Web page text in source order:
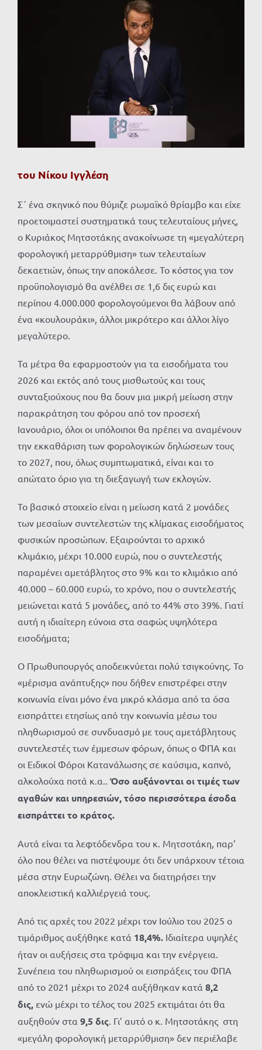
του Νίκου Ιγγλέση
Σ΄ ένα σκηνικό που θύμιζε ρωμαϊκό θρίαμβο και είχε
προετοιμαστεί συστηματικά τους τελευταίους μήνες,
ο Κυριάκος Μητσοτάκης ανακοίνωσε τη «μεγαλύτερη
φορολογική μεταρρύθμιση» των τελευταίων
δεκαετιών, όπως την αποκάλεσε. Το κόστος για τον
προϋπολογισμό θα ανέλθει σε 1,6 δις ευρώ και
περίπου 4.000.000 φορολογούμενοι θα λάβουν από
ένα «κουλουράκι», άλλοι μικρότερο και άλλοι λίγο
μεγαλύτερο.
Τα μέτρα θα εφαρμοστούν για τα εισοδήματα του
2026 και εκτός από τους μισθωτούς και τους
συνταξιούχους που θα δουν μια μικρή μείωση στην
παρακράτηση του φόρου από τον προσεχή
Ιανουάριο, όλοι οι υπόλοιποι θα πρέπει να αναμένουν
την εκκαθάριση των φορολογικών δηλώσεων τους
το 2027, που, όλως συμπτωματικά, είναι και το
απώτατο όριο για τη διεξαγωγή των εκλογών.
Το βασικό στοιχείο είναι η μείωση κατά 2 μονάδες
των μεσαίων συντελεστών της κλίμακας εισοδήματος
φυσικών προσώπων. Εξαιρούνται το αρχικό
κλιμάκιο, μέχρι 10.000 ευρώ, που ο συντελεστής
παραμένει αμετάβλητος στο 9% και το κλιμάκιο από
40.000 – 60.000 ευρώ, το χρόνο, που ο συντελεστής
μειώνεται κατά 5 μονάδες, από το 44% στο 39%. Γιατί
αυτή η ιδιαίτερη εύνοια στα σαφώς υψηλότερα
εισοδήματα;
Ο Πρωθυπουργός αποδεικνύεται πολύ τσιγκούνης. Το
«μέρισμα ανάπτυξης» που δήθεν επιστρέφει στην
κοινωνία είναι μόνο ένα μικρό κλάσμα από τα όσα
εισπράττει ετησίως από την κοινωνία μέσω του
πληθωρισμού σε συνδυασμό με τους αμετάβλητους
συντελεστές των έμμεσων φόρων, όπως ο ΦΠΑ και
οι Ειδικοί Φόροι Κατανάλωσης σε καύσιμα, καπνό,
αλκολούχα ποτά κ.α.. Όσο αυξάνονται οι τιμές των
αγαθών και υπηρεσιών, τόσο περισσότερα έσοδα
εισπράττει το κράτος.
Αυτά είναι τα λεφτόδενδρα του κ. Μητσοτάκη, παρ’
όλο που θέλει να πιστέψουμε ότι δεν υπάρχουν τέτοια
μέσα στην Ευρωζώνη. Θέλει να διατηρήσει την
αποκλειστική καλλιέργειά τους.
Από τις αρχές του 2022 μέχρι τον Ιούλιο του 2025 ο
τιμάριθμος αυξήθηκε κατά 18,4%. Ιδιαίτερα υψηλές
ήταν οι αυξήσεις στα τρόφιμα και την ενέργεια.
Συνέπεια του πληθωρισμού οι εισπράξεις του ΦΠΑ
από το 2021 μέχρι το 2024 αυξήθηκαν κατά 8,2
δις, ενώ μέχρι το τέλος του 2025 εκτιμάται ότι θα
αυξηθούν στα 9,5 δις . Γι’ αυτό ο κ. Μητσοτάκης στη
«μεγάλη φορολογική μεταρρύθμιση» δεν περιέλαβε